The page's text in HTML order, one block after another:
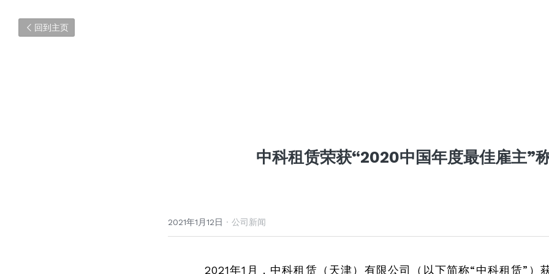
回到主页
中科租赁荣获“2020中国年度最佳雇主”
2021年1月12日 · 公司新闻
2021年1月，中科租赁（天津）有限公司（以下简称“中科租赁”）